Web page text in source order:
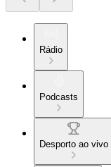
Rádio
Podcasts
Desporto ao vivo